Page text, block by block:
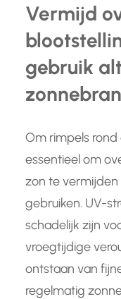
Vermijd
gebruik
Om rimpels
essentieel om
zon te
gebruiken. UV-
schadelijk zijn
vroegtijdige
ontstaan van
regelmatig